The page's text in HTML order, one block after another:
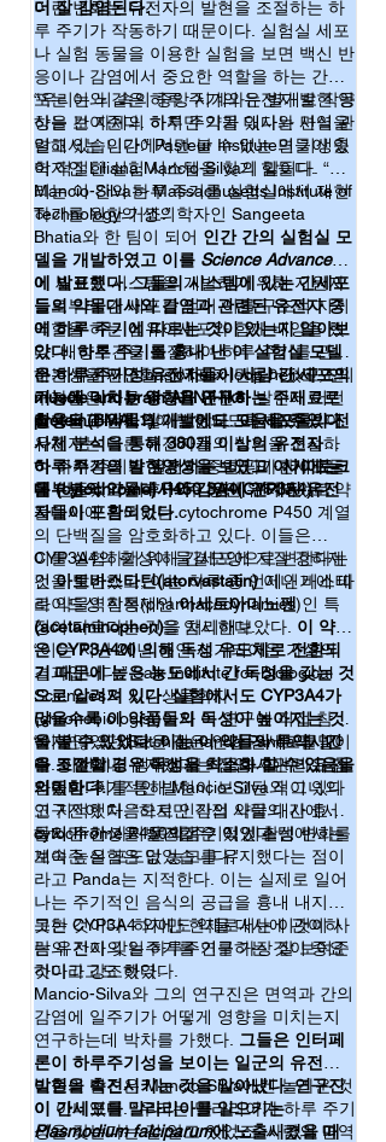
려 50%에 달하는 유전자들을 발현을 24시간
주기로 조절한다는 것입니다. 그 결과 밤에 잠
을 잔다거나 아침에 신진대사가 활발해진다거
나 하는 하루 생활의 변화가 나타나는 것이죠.
그런데 이런 일주기는 잠자는 시간에만 관여
하는 것이 아니라 면역반응, 비만, 암발생, 노
화 등에도 영향을 미친다는 것이 알려져 있습
니다(4). 간에서의 일주기는 약물대사나 면역
등에 미치는 영향이 크다고 할 수 있죠. 왜냐하
면 소화관을 통해 흡수된 물질들이 처음으로
거쳐가는 기관이 간이고 간에서 어떻게 변형
되느냐에 따라 약의 잔존율이나 독성 등이 결
정되기 때문입니다. 또한 간은 면역반응에도
중요한 역할을 합니다(Topic No. 095). 따라서
면역반응에 있어서도 일주기에 따라 다른 반
응을 할 것이라는 점을 예측할 수 있죠.
아래 소개한 글은 인간의 간세포를 이용하여
하루주기를 갖는 모델 시스템을 개발하였고
실제로 약물의 대사속도와 감염률에 있어 하
루 주기가 중요하다는 것을 실험적으로 입증
한 논문을 소개한 것입니다. 약을 언제 먹어야
하는가에 대해 궁금해 할 것으로 생각되지만
단순화 시켜서 얘기하기엔 조금 문제가 있는
것 같습니다. 예컨데 타이레놀성분인 아세트
아미노펜의 경우 사이토크롬 P450계열의 효소
에 의해 간 독성을 갖게 되기 때문에 이 효소의
발현이 적을 때 복용해야 할 것 같지만, 사실
사이토크롬은 해독 작용을 하는 효소로 지용
성분자를 수용성으로 만들어 오줌을 통해 빨
리 배출되도록 하는 것이 주요 기능입니다. 그
러니 단순히 어느 시점에 약을 복용해야 하는
가는 약에 따라 그리고 투여량에 따라 달라질
수 있습니다. 아직 실생활에서 어떻게 응용될
지는 좀더 두고 봐야할 부분인것 같습니다.
(그림 출처: 6)
더 잘 감염된다.
이런 변화는 유전자의 발현을 조절하는 하
루 주기가 작동하기 때문이다. 실험실 세포
나 실험 동물을 이용한 실험을 보면 백신 반
응이나 감염에서 중요한 역할을 하는 간세
포는 이와 같은 하루 주기의 유전자 발현 양
상을 보여준다. 하지만 약물 대사와 면역 관
련해서는 인간에서만 볼 수 있는 면들이 있
어 적절한 실험 시스템을 찾기 힘들다.
“우리는 뇌 속의 중앙 시계와는 별개로 작동
하는 간 자체의 하루 주기가 있다는 사실을
알고 있습니다.” Pasteur Institute의 기생충
학자인 Liliana Mancio-Silva의 말이다. “우
리는 이 간의 하루 주기를 실험실에서 재현
하기를 원한 거죠.”
Mancio-Silva는 Massachusetts Institute of
Technology의 생의학자인 Sangeeta
Bhatia와 한 팀이 되어 인간 간의 실험실 모
델을 개발하였고 이를 Science Advances
에 발표했다. 그들의 시스템에 있는 간세포
들의 약물대사와 감염과 관련된 유전자 중
에 하루 주기에 따르는 것이 있는지 알아보
았다. 하루 주기를 흉내 낸 이 실험실 모델
은 하루 주기성 유전자들이 사람 간 세포의
기능에 미치는 영향을 연구하는 주재료로
활용되고 약물의 개발에도 도움을 주었다.
이 새로운 시스템을 개발하기 위해 지원자
들로부터 간 세포를 얻어 이를 구조적 지지
역할을 하는 섬유아세포와 함께 배양을 했
다. 배양조건을 조절하여 하루 주기를 관장
하는 유전자인 basic helix-loop-helix구조의
muscle and brain ARNT-like
protein(BMAL1)이 발현되도록 하였다. 이
유전자는 다른 유전자들의 발현을 조절하
여 하루 주기가 일치하는 일군의 간세포들
을 만들었고 이후 10주 동안 유지되었다.
주기성을 연구할 간세포가 만들어졌고, 연
구자들은 하루 주기가 유전자 발현에 어떤
영향을 주는지 알아보았다.이 세포들의 전
사체 분석을 통해 380개 이상의 유전자가
하루 주기의 발현양상을 보였고 여기에는
대부분의 약물대사와 감염에 관계된 유전
자들이 포홤되었다.
이 주기성을 띈 유전자 중 하나가사이토크
롬 (cytochrome) P450 3A4(CYP3A4)로 약
물대사에 관여하는 cytochrome P450 계열
의 단백질을 암호화하고 있다. 이들은
CYP3A4의 활성이 물결모양으로 변한다는
것을 발견했고, 이는 하루 중 언제인가에 따
라 약물역학적(pharmacodynamics)인 특
징이 다르다는 것을 암시한다.
이를 실험하기 위해 간세포에 지질 강하제
인아토바스타틴(atorvastatin)이나 비스테
로이드성 진통제인아세트아미노펜
(acetaminophen)을 처리해보았다. 이 약들
은 CYP3A4에 의해 독성 유도체로 전환되
기 때문에 높은 농도에서 간 독성을 갖는 것
으로 알려져 있다. 실험에서도 CYP3A4가
많을수록 이 약품들의 독성이 높아지는 것
을 볼 수 있었다. 이는 이 약들의 투약시간
을 조절할 경우 독성을 최소화 할 수 있음을
의미한다.
“이는 지난 20년 동안 제기되어온 가설의
결과입니다.” Salk Institute for Biological
Sciencies의 시간생물학자
(chronobiologist)이자 이 연구에 직접 참여
하지 않았던 Satchidananda Panda의 말이
다. 이전에도 생쥐에서 약물대사관련 유전
자들의 주기적인 발현이 보고된 적이 있다
고 지적했다. “하지만 직접 사람의 간에서
cytochrome P450의 주기적인 활성 변화를
보여준 실험은 없었습니다.”
“이 연구의 새로운 점은 인간 간세포를 10
주 동안이나 유지했다는 점입니다.”라고 첨
언했다. 이를 통해 Mancio-Silva와 그녀의
연구진이 처음으로 인간의 약물 대사 효소
들의 주기성을 발견할 수 있었다.
하지만 한 가지 문제점은 이 시스템에서는
계속 높은 포도당 농도를 유지했다는 점이
라고 Panda는 지적한다. 이는 실제로 일어
나는 주기적인 음식의 공급을 흉내 내지는
못한 것이다. 하지만 현재로서는 이것이 사
람의 간이 갖는 하루주기를 가장 잘 보여준
것이라고도 했다.
그는 CYP3A4 외에도 약물 대사에 관여하
는 유전자의 일주기를 연구하는 것이 중요
하다고 강조하였다.
Mancio-Silva와 그의 연구진은 면역과 간의
감염에 일주기가 어떻게 영향을 미치는지
연구하는데 박차를 가했다. 그들은 인터페
론이 하루주기성을 보이는 일군의 유전자
발현을 촉진시키는 것을 알아냈다. 연구진
이 간세포를 말라리아를 일으키는
Plasmodium falciparum에 노출시켰을 때
이들의 발견은 Mancio-Silva에겐 놀라운 것
이 아니었다. “우리는 말라리아가 하루 주기
성을 갖는다는 걸 알고 있었죠. 사람의 면역